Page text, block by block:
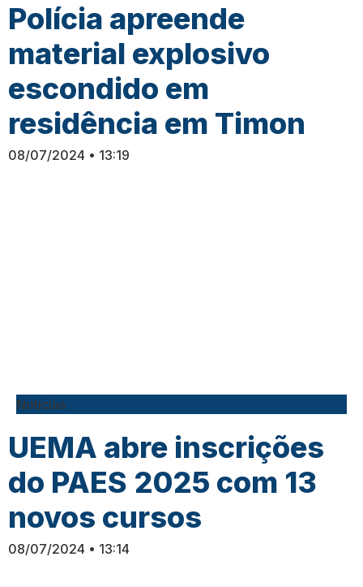
Polícia apreende
material explosivo
escondido em
residência em Timon
08/07/2024 13:19
Notícias
UEMA abre inscrições
do PAES 2025 com 13
novos cursos
08/07/2024 13:14